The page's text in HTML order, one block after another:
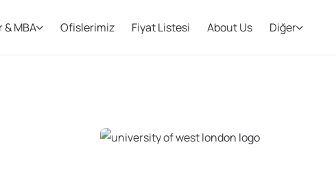
& MBA Ofislerimiz Fiyat Listesi About Us Diğer